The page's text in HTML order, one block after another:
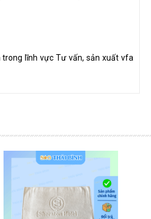
trong lĩnh vực Tư vấn, sản xuất vfa